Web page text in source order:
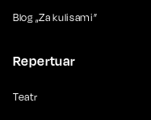
Blog „Za kulisami”
Repertuar
Teatr